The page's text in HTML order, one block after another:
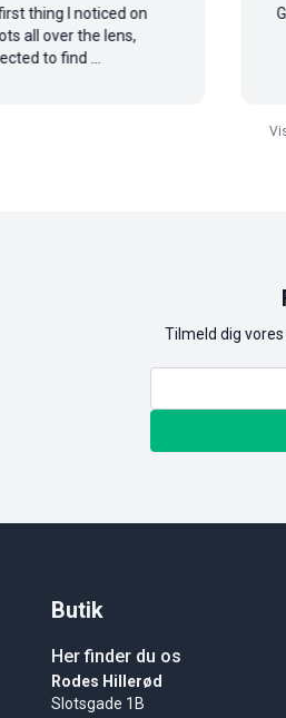
noticed on
the lens,
...
God
Tilmeld dig
Butik
Her finder du os
Rodes Hillerød
Slotsgade 1B